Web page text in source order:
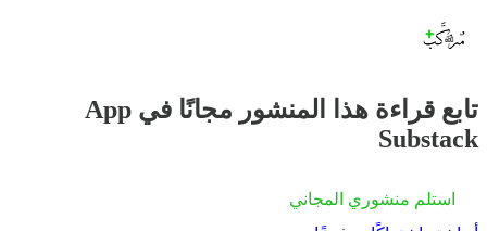
تابع قراءة هذا المنشور مجانًا في App
Substack
استلم منشوري المجاني